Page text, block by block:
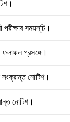
পরীক্ষার সময়সূচি।
ফলাফল প্রসঙ্গে।
সংক্রান্ত নোটিশ।
নোটিশ।